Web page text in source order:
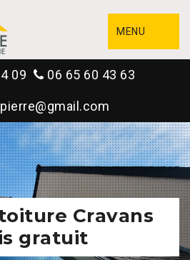
MENU
09 06 65 60 43 63
Cravans
gratuit